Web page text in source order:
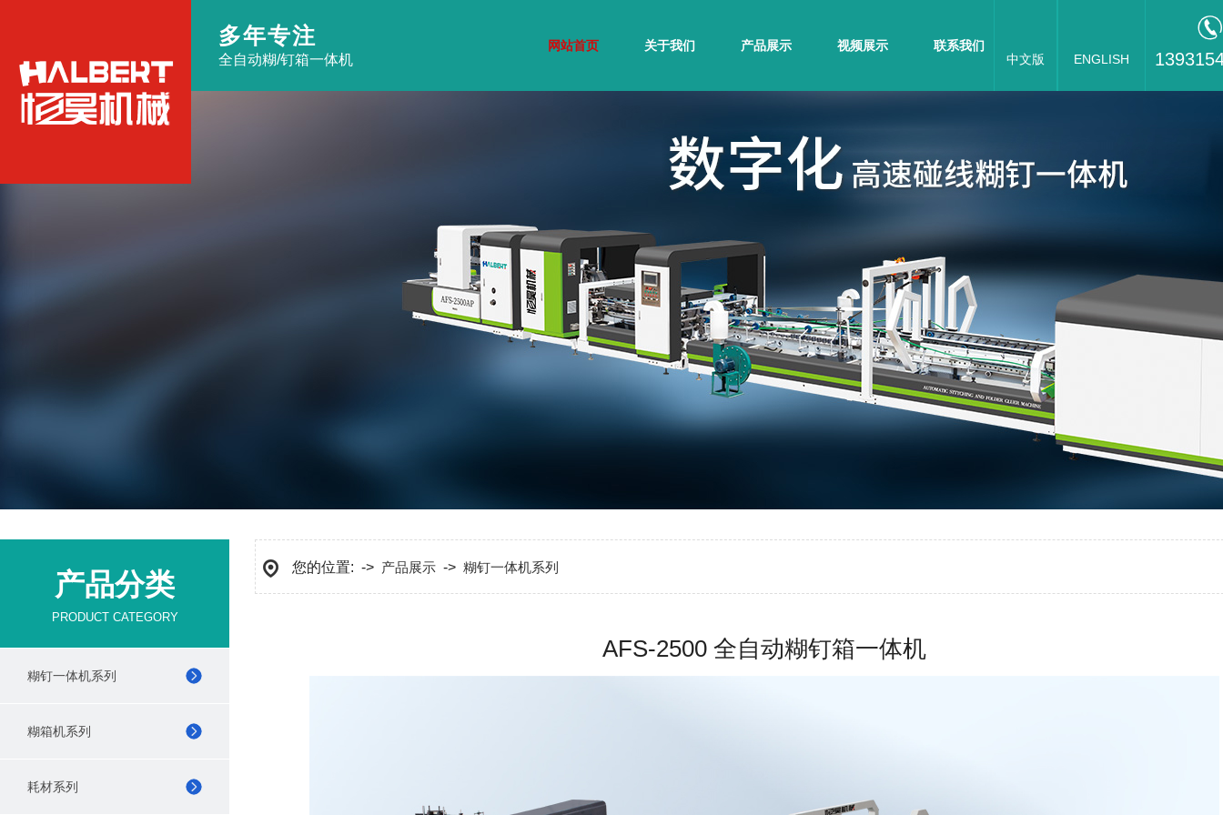
多年专注
全自动糊/钉箱一体机
网站首页 关于我们 产品展示 视频展示
联系我们
中文版
ENGLISH
产品分类
PRODUCT CATEGORY
糊钉一体机系列
糊箱机系列
耗材系列
您的位置: -> 产品展示 -> 糊钉一体机系列
AFS-2500 全自动糊钉箱一体机